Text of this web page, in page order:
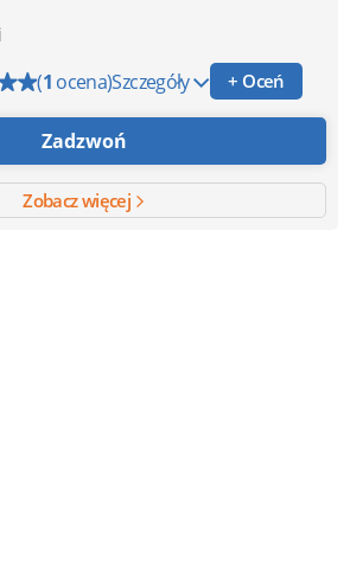
(1 ocena)Szczegóły + Oceń
Zadzwoń
Zobacz więcej